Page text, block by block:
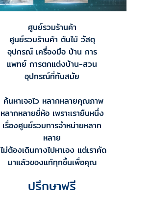
ศูนย์รวมร้านค้า
ศูนย์รวมร้านค้า ต้นไม้ วัสดุ
อุปกรณ์ เครื่องมือ บ้าน การ
แพทย์ การตกแต่งบ้าน-สวน
อุปกรณ์ที่ทันสมัย
ค้นหาเจอไว หลากหลายคุณภาพ
หลากหลายยี่ห้อ เพราะเรายืนหนึ่ง
เรื่องศูนย์รวมการจำหน่ายหลาก
หลาย
ไม่ต้องเดินทางไปหาเอง แต่เราคัด
มาแล้วของแท้ทุกชิ้นเพื่อคุณ
ปรึกษาฟรี